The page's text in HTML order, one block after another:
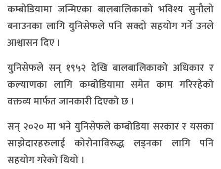
कम्बोडियामा जन्मिएका बालबालिकाको भविश्य सुनौलो
बनाउनका लागि युनिसेफले पनि सक्दो सहयोग गर्ने उनले
आश्वासन दिए ।
युनिसेफले सन् १९५२ देखि बालबालिकाको अधिकार र
कल्याणका लागि कम्बोडियामा समेत काम गरिरहेको
वक्तव्य मार्फत जानकारी दिएको छ ।
सन् २०२० मा भने युनिसेफले कम्बोडिया सरकार र यसका
साझेदारहरुलाई कोरोनाविरुद्ध लड्नका लागि पनि
सहयोग गरेको थियो ।